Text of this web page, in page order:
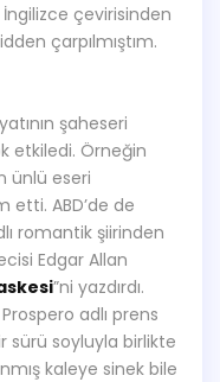
İngilizce çevirisinden
çarpılmıştım.
şaheseri
etkiledi. Örneğin
ünlü eseri
etti. ABD’de de
romantik şiirinden
Edgar Allan
”ni yazdırdı.
adlı prens
sürü soyluyla birlikte
kaleye sinek bile